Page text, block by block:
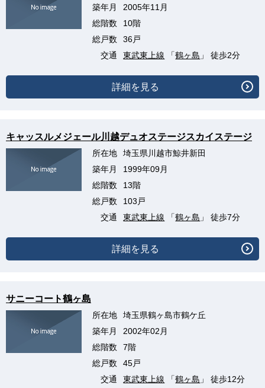
築年月
2005年11月
総階数
10階
総戸数
36戸
交通
東武東上線 「鶴ヶ島 」 徒歩2分
詳細を見る
キャッスルメジェール川越デュオステージスカイステージ
所在地
埼玉県川越市鯨井新田
築年月
1999年09月
総階数
13階
総戸数
103戸
交通
東武東上線 「鶴ヶ島 」 徒歩7分
詳細を見る
サニーコート鶴ヶ島
所在地
埼玉県鶴ヶ島市鶴ケ丘
築年月
2002年02月
総階数
7階
総戸数
45戸
交通
東武東上線 「鶴ヶ島 」 徒歩12分